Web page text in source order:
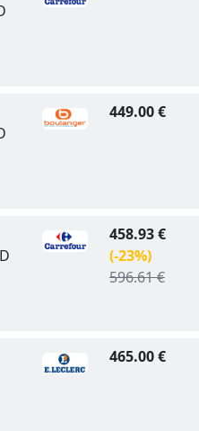
449.00 €
458.93 €
(-23%)
596.61 €
465.00 €